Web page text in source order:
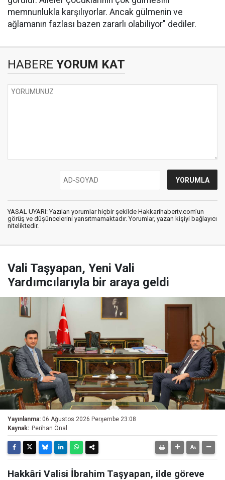
memnunlukla karşılıyorlar. Ancak gülmenin ve
ağlamanın fazlası bazen zararlı olabiliyor" dediler.
HABERE YORUM KAT
YASAL UYARI: Yazılan yorumlar hiçbir şekilde Hakkarihabertv.com’un
görüş ve düşüncelerini yansıtmamaktadır. Yorumlar, yazan kişiyi bağlayıcı
niteliktedir.
Vali Taşyapan, Yeni Vali
Yardımcılarıyla bir araya geldi
Yayınlanma: 06 Ağustos 2026 Perşembe 23:08
Kaynak: Perihan Önal
Hakkâri Valisi İbrahim Taşyapan, ilde göreve